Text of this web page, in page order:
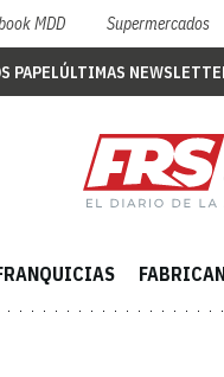
MDD Supermercados
PAPELÚLTIMAS